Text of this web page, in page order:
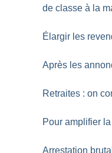
de classe à la
Élargir les
Après les
Retraites : on
Pour amplifier
Arrestation